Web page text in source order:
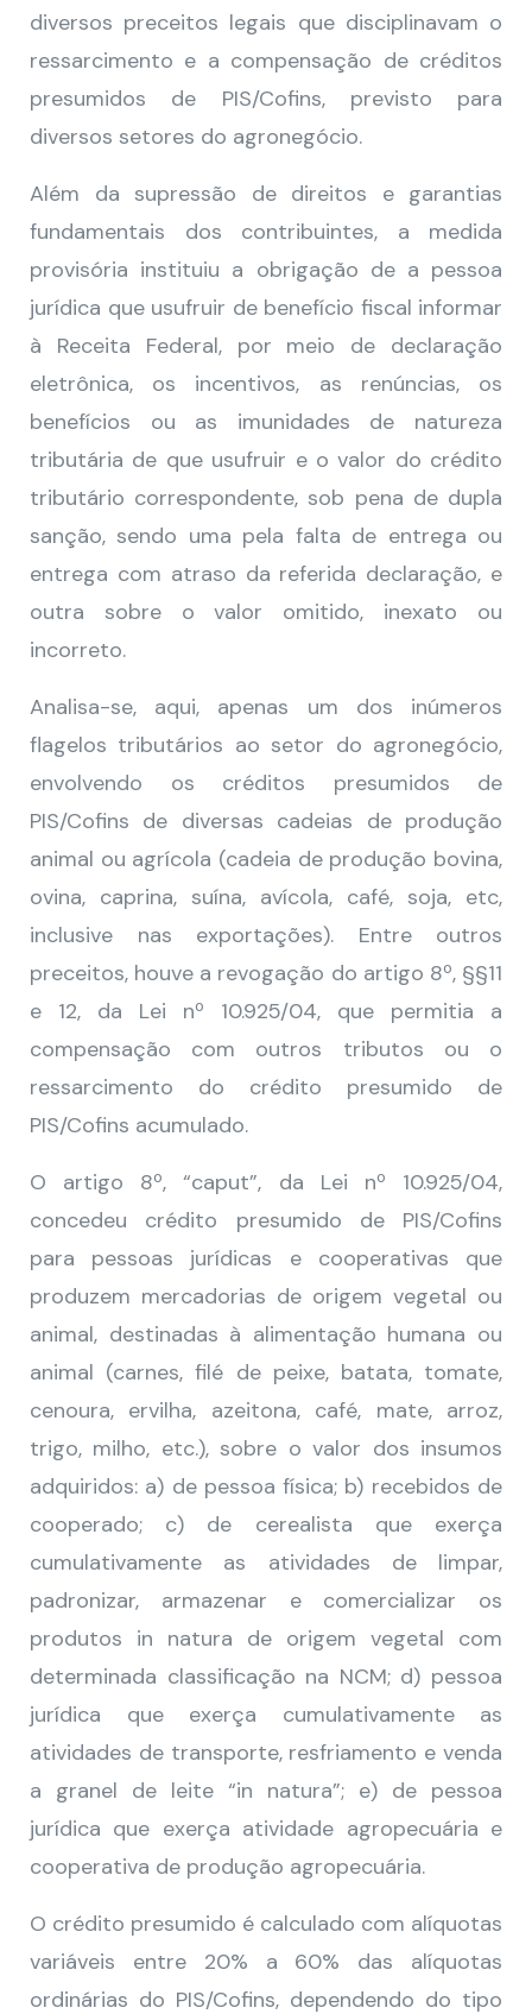
diversos preceitos legais que disciplinavam o
ressarcimento e a compensação de créditos
presumidos de PIS/Cofins, previsto para
diversos setores do agronegócio.
Além da supressão de direitos e garantias
fundamentais dos contribuintes, a medida
provisória instituiu a obrigação de a pessoa
jurídica que usufruir de benefício fiscal informar
à Receita Federal, por meio de declaração
eletrônica, os incentivos, as renúncias, os
benefícios ou as imunidades de natureza
tributária de que usufruir e o valor do crédito
tributário correspondente, sob pena de dupla
sanção, sendo uma pela falta de entrega ou
entrega com atraso da referida declaração, e
outra sobre o valor omitido, inexato ou
incorreto.
Analisa-se, aqui, apenas um dos inúmeros
flagelos tributários ao setor do agronegócio,
envolvendo os créditos presumidos de
PIS/Cofins de diversas cadeias de produção
animal ou agrícola (cadeia de produção bovina,
ovina, caprina, suína, avícola, café, soja, etc,
inclusive nas exportações). Entre outros
preceitos, houve a revogação do artigo 8º, §§11
e 12, da Lei nº 10.925/04, que permitia a
compensação com outros tributos ou o
ressarcimento do crédito presumido de
PIS/Cofins acumulado.
O artigo 8º, “caput”, da Lei nº 10.925/04,
concedeu crédito presumido de PIS/Cofins
para pessoas jurídicas e cooperativas que
produzem mercadorias de origem vegetal ou
animal, destinadas à alimentação humana ou
animal (carnes, filé de peixe, batata, tomate,
cenoura, ervilha, azeitona, café, mate, arroz,
trigo, milho, etc.), sobre o valor dos insumos
adquiridos: a) de pessoa física; b) recebidos de
cooperado; c) de cerealista que exerça
cumulativamente as atividades de limpar,
padronizar, armazenar e comercializar os
produtos in natura de origem vegetal com
determinada classificação na NCM; d) pessoa
jurídica que exerça cumulativamente as
atividades de transporte, resfriamento e venda
a granel de leite “in natura”; e) de pessoa
jurídica que exerça atividade agropecuária e
cooperativa de produção agropecuária.
O crédito presumido é calculado com alíquotas
variáveis entre 20% a 60% das alíquotas
ordinárias do PIS/Cofins, dependendo do tipo